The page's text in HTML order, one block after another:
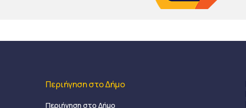
Περιήγηση στο Δήμο
Περιήγηση στο Δήμο